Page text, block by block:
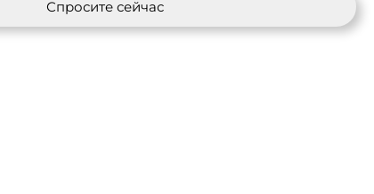
Спросите сейчас